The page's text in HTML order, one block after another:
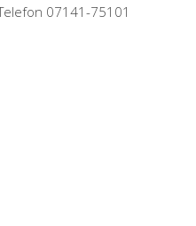
07141-75101